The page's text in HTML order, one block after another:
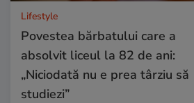
Lifestyle
Povestea bărbatului care a
absolvit liceul la 82 de ani:
„Niciodată nu e prea târziu să
studiezi”